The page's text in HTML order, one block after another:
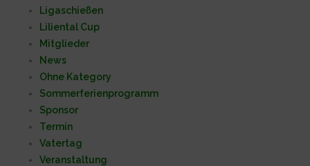
Ligaschießen
Liliental Cup
Mitglieder
News
Ohne Kategory
Sommerferienprogramm
Sponsor
Termin
Vatertag
Veranstaltung